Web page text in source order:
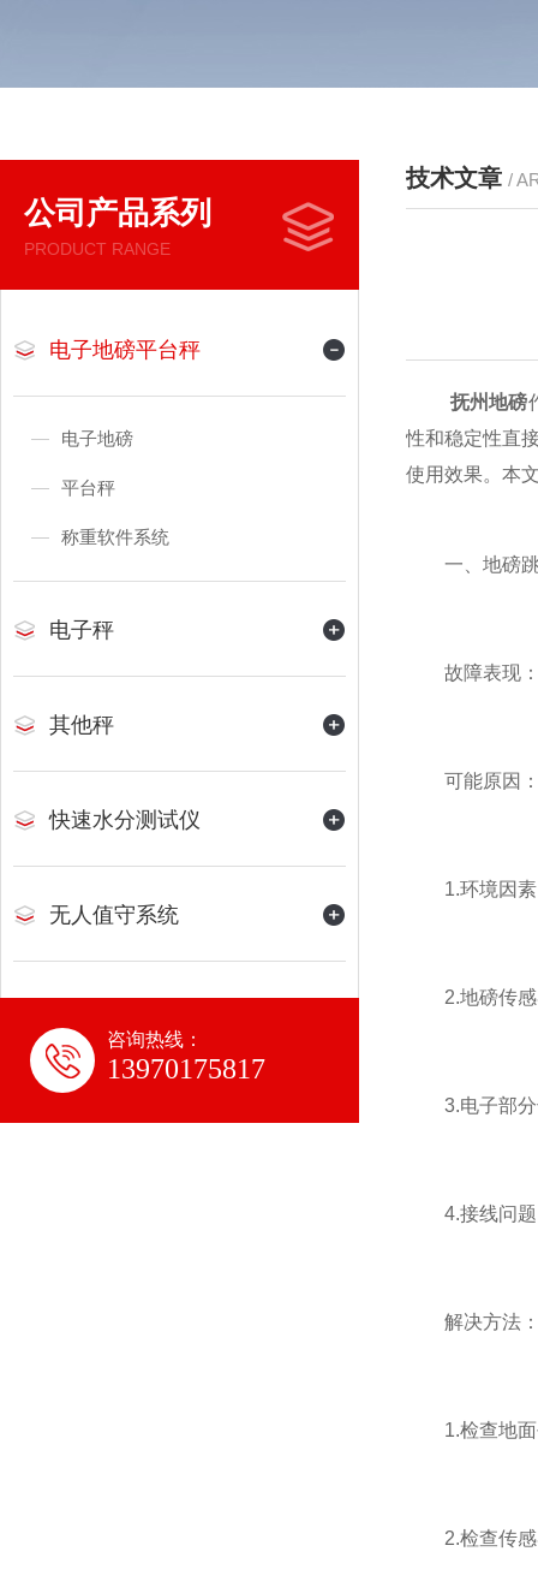
公司产品系列
PRODUCT RANGE
电子地磅平台秤
电子地磅
平台秤
称重软件系统
电子秤
其他秤
快速水分测试仪
无人值守系统
咨询热线：
13970175817
技术文章 /
抚州地磅
性和稳定性直
使用效果。本
一、地磅跳
故障表现：
可能原因
1.环境因素：
2.地磅传感
3.电子部分
4.接线问题
解决方法
1.检查地面平
2.检查传感器